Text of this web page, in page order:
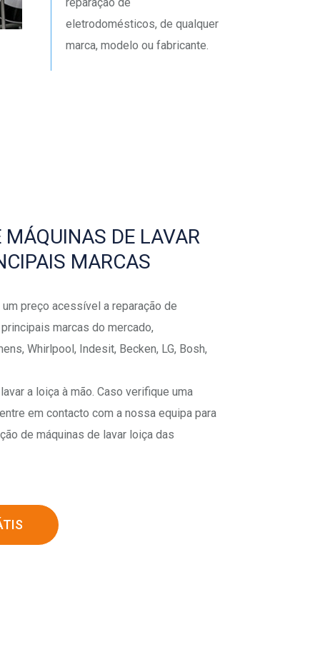
MÁQUINAS DE LAVAR
MARCAS
preço acessível a reparação de
marcas do mercado,
Whirlpool, Indesit, Becken, LG, Bosh,
a loiça à mão. Caso verifique uma
em contacto com a nossa equipa para
de máquinas de lavar loiça das
eletrodomésticos, de qualquer
marca, modelo ou fabricante.